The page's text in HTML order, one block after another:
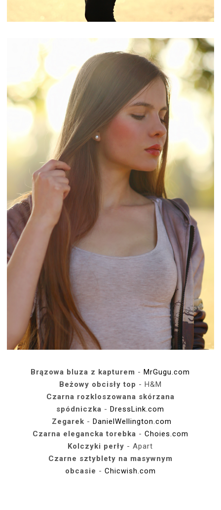
Brązowa bluza z kapturem -MrGugu.com
Beżowy obcisły top - H&M
Czarna rozkloszowana skórzana
spódniczka -DressLink.com
Zegarek - DanielWellington.com
Czarna elegancka torebka - Choies.com
Kolczyki perły - Apart
Czarne sztyblety na masywnym
obcasie - Chicwish.com